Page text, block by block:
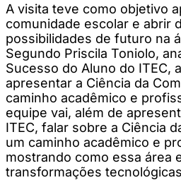
A visita teve como objetivo
comunidade escolar e abrir
possibilidades de futuro na
Segundo Priscila Toniolo,
Sucesso do Aluno do ITEC,
apresentar a Ciência da
caminho acadêmico e
equipe vai, além de
ITEC, falar sobre a Ciência
um caminho acadêmico e
mostrando como essa área
transformações